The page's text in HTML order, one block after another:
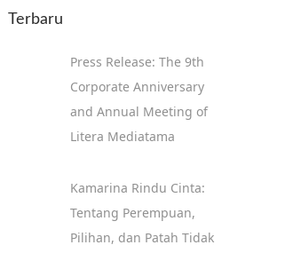
Terbaru
Press Release: The 9th
Corporate Anniversary
and Annual Meeting of
Litera Mediatama
Kamarina Rindu Cinta:
Tentang Perempuan,
Pilihan, dan Patah Tidak